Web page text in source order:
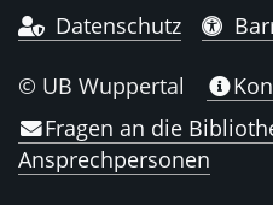
Datenschutz
© UB Wuppertal
Fragen an die
Ansprechpersonen